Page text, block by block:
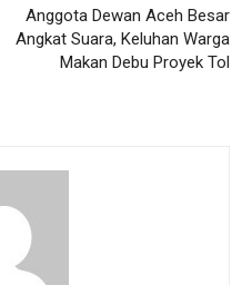
Anggota Dewan Aceh Besar
Angkat Suara, Keluhan Warga
Makan Debu Proyek Tol